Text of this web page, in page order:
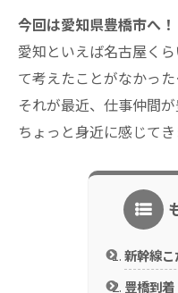
今回は愛知県豊橋市へ！
愛知といえば名古屋く
て考えたことがなかっ
それが最近、仕事仲間
ちょっと身近に感じてき
新幹線こ
豊橋到着